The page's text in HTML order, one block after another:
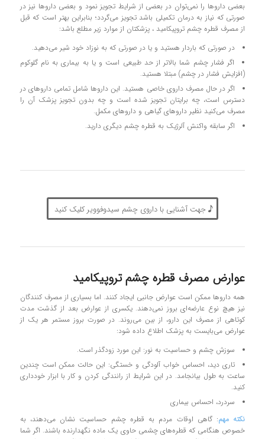
بعضی دارو‌ها را نمی‌توان در بعضی از شرایط تجویز نمود و بعضی دارو‌ها نیز در
صورتی که نیاز به درمان تکمیلی باشد تجویز می‌گردد؛ بنابراین بهتر است که قبل
از مصرف قطره چشم تروپیکامید ، پزشکتان از موارد زیر مطلع باشد:
در صورتی‌ که باردار هستید و یا در صورتی‌ که به نوزاد خود شیر می‌دهید.
اگر فشار چشم شما بالاتر از حد طبیعی است و یا به بیماری به نام گلوکوم
(افزایش فشار در چشم) مبتلا هستید.
اگر در حال مصرف داروی خاصی هستید. این داروها شامل تمامی داروهای در
دسترس است، چه برایتان تجویز شده است و چه بدون تجویز پزشک آن را
مصرف می‌کنید نظیر داروهای گیاهی و داروهای مکمل.
اگر سابقه واکنش آلرژیک به قطره چشم دیگری دارید.
جهت آشنایی با داروی چشم سیدوفوویر کلیک کنید
عوارض مصرف قطره چشم تروپیکامید
همه داروها ممکن است عوارض جانبی ایجاد کنند. اما بسیاری از مصرف‌ کنندگان
نیز هیچ نوع عارضه‌ای بروز نمی‌دهند. یکسری از عوارض بعد از گذشت مدت
کوتاهی از مصرف این دارو، از بین می‌روند. در صورت بروز مستمر هر یک از
عوارض می‌بایست به پزشک اطلاع داده شود:
سوزش چشم و حساسیت به نور: این مورد زودگذر است.
تاری دید، احساس خواب آلودگی و خستگی: این حالت ممکن است چندین
ساعت به طول بیانجامد. در این شرایط از رانندگی کردن و کار با ابزار خودداری
کنید.
سردرد، احساس بیماری
نکته مهم: گاهی اوقات مردم به قطره چشم حساسیت نشان می‌دهند، به‌
خصوص هنگامی‌ که قطره‌های چشمی حاوی یک ماده نگهدارنده باشند. اگر شما